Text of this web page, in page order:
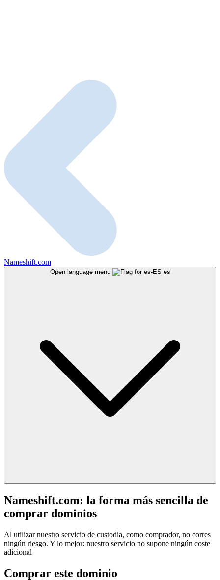
Nameshift.com
Open language menu es
Nameshift.com: la forma más sencilla de
comprar dominios
Al utilizar nuestro servicio de custodia, como comprador, no corres
ningún riesgo. Y lo mejor: nuestro servicio no supone ningún coste
adicional
Comprar este dominio